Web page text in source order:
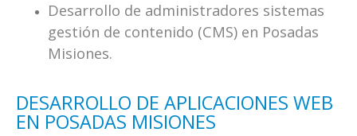
Desarrollo de administradores sistemas
gestión de contenido (CMS) en Posadas
Misiones.
DESARROLLO DE APLICACIONES WEB
EN POSADAS MISIONES